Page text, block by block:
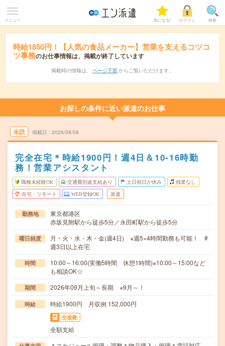
メニュー 気になる! ログイン 検索
時給1850円！【人気の食品メーカー】営業を支えるコツコ
ツ事務のお仕事情報は、掲載が終了しています
掲載時の情報は、 ページ下部 からご覧いただけます。
お探しの条件に近い派遣のお仕事
未読 掲載日 2026/08/08
完全在宅＊時給1900円！週4日＆10-16時勤
務！営業アシスタント
職種未経験OK 交通費別途支給あり 土日祝日が休み 残業なし
在宅・リモート WEB登録OK 派遣
勤務地
東京都港区
赤坂見附駅から徒歩5分／永田町駅から徒歩5分
曜日頻度
月・火・水・木・金(週4日) ※週5×4時間勤務も可能！ #
週3日以上在宅
時間
10:00～16:00(実働5時間 休憩1時間)※10:00～15:00など
も相談OK☆
期間 2026年09月上旬～長期 ※9月～！
時給 時給1900円 月収例 152,000円
交通費
全額支給